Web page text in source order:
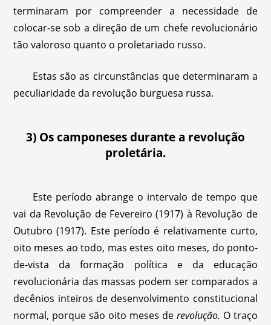
terminaram por compreender a necessidade de
colocar-se sob a direção de um chefe revolucionário
tão valoroso quanto o proletariado russo.
Estas são as circunstâncias que determinaram a
peculiaridade da revolução burguesa russa.
3) Os camponeses durante a revolução
proletária.
Este período abrange o intervalo de tempo que
vai da Revolução de Fevereiro (1917) à Revolução de
Outubro (1917). Este período é relativamente curto,
oito meses ao todo, mas estes oito meses, do ponto-
de-vista da formação política e da educação
revolucionária das massas podem ser comparados a
decênios inteiros de desenvolvimento constitucional
normal, porque são oito meses de revolução. O traço